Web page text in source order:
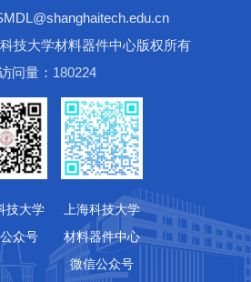
技大学材料器件中心版权所有
问量： 180224
技大学
众号
上海科技大学
材料器件中心
微信公众号